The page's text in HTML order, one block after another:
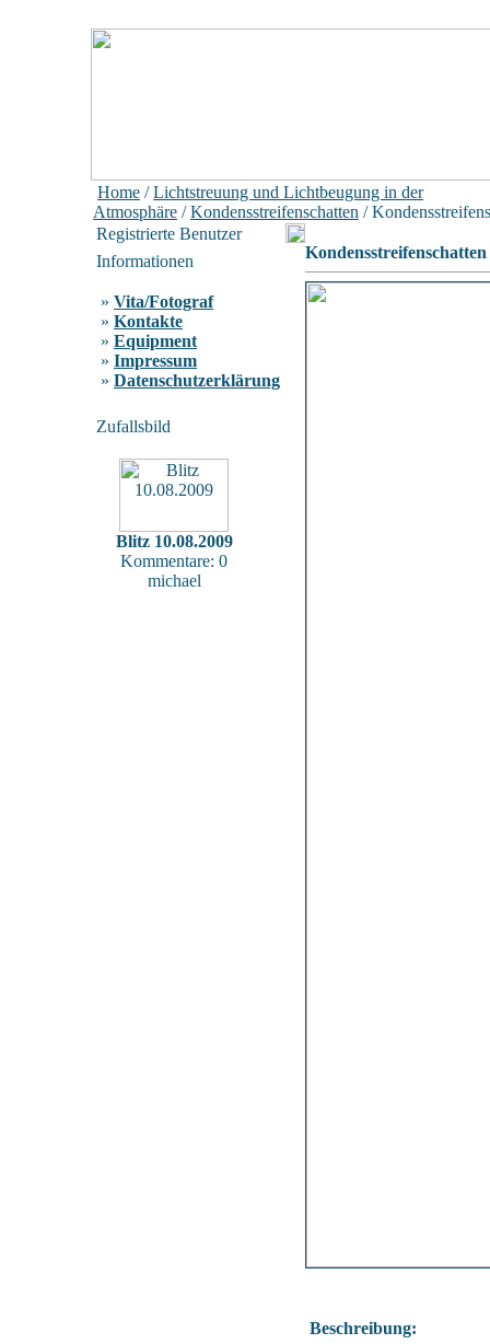
Home /Lichtstreuung und Lichtbeugung in der
Atmosphäre /Kondensstreifenschatten /
Registrierte Benutzer
Informationen
» Vita/Fotograf
» Kontakte
» Equipment
» Impressum
» Datenschutzerklärung
Zufallsbild
Blitz 10.08.2009
Kommentare: 0
michael
Kondensstreifenschatten
Beschreibung: